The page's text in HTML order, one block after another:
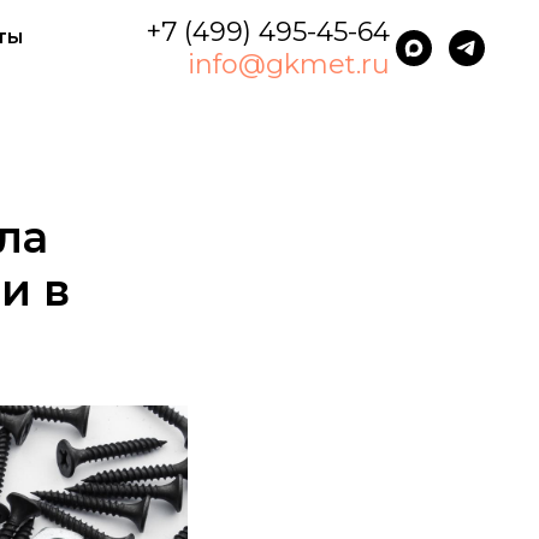
+7 (499) 495-45-64
info@gkmet.ru
в